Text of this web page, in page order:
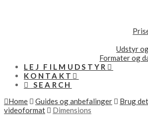
Udstyr
Formater og
LEJ FILMUDSTYR
KONTAKT
SEARCH
Home
Guides og anbefalinger
Brug
videoformat
Dimensions